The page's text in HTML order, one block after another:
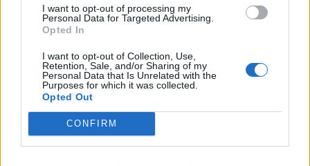
I want to opt-out of processing my
Personal Data for Targeted Advertising.
Opted In
I want to opt-out of Collection, Use,
Retention, Sale, and/or Sharing of my
Personal Data that Is Unrelated with the
Purposes for which it was collected.
Opted Out
CONFIRM
ΡΟΗ ΕΙΔΗΣΕΩΝ